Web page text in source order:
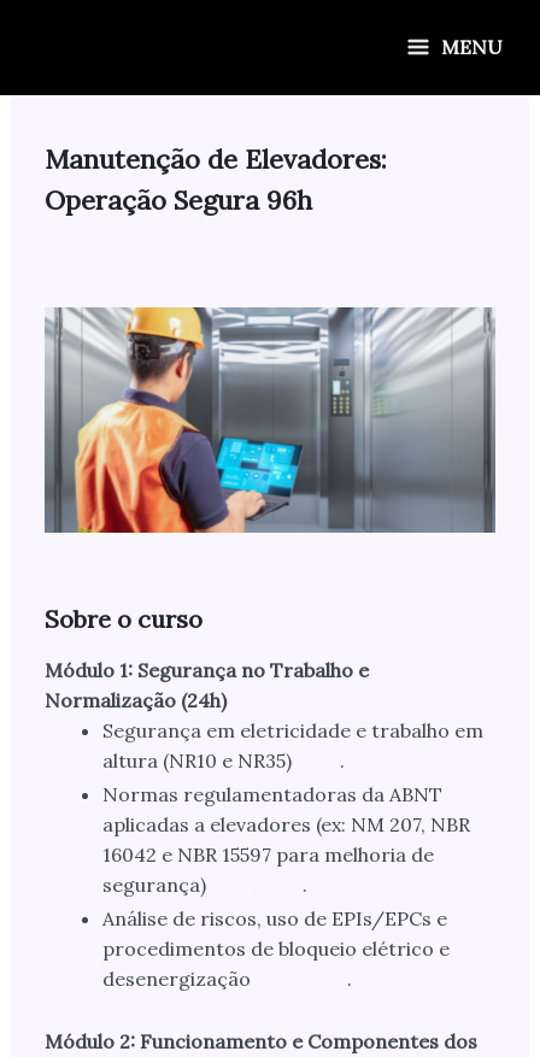
MENU
Manutenção de Elevadores:
Operação Segura 96h
Sobre o curso
Módulo 1: Segurança no Trabalho e
Normalização (24h)
Segurança em eletricidade e trabalho em
altura (NR10 e NR35)
.
Normas regulamentadoras da ABNT
aplicadas a elevadores (ex: NM 207, NBR
16042 e NBR 15597 para melhoria de
segurança)
.
Análise de riscos, uso de EPIs/EPCs e
procedimentos de bloqueio elétrico e
desenergização
.
Módulo 2: Funcionamento e Componentes dos